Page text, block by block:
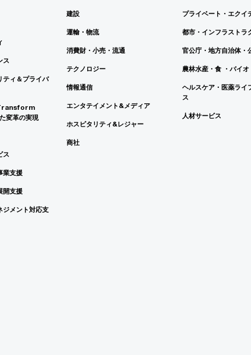
ス
ティ＆プライバ
変革の実現
ス
業支援
開支援
ジメント対応支
建設
運輸・物流
消費財・小売・流通
テクノロジー
情報通信
エンタテイメント&メディア
ホスピタリティ&レジャー
商社
プライベート・エクイ
都市・インフラストラ
官公庁・地方自治体・
農林水産・食 ・バイオ
ヘルスケア・医薬ライ
ス
人材サービス